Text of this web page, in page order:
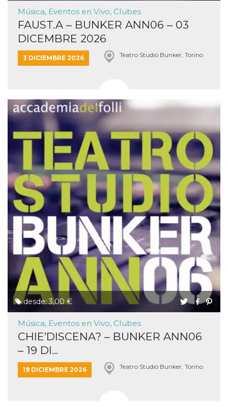
Música, Eventos en Vivo, Clubes
FAUST.A – BUNKER ANN06 – 03
DICEMBRE 2026
3 DICIEMBRE 2026 Teatro Studio Bunker, Torino
desde: 3,00 €
Música, Eventos en Vivo, Clubes
CHIE’DISCENA? – BUNKER ANN06
– 19 DI...
19 DICIEMBRE 2026 Teatro Studio Bunker, Torino